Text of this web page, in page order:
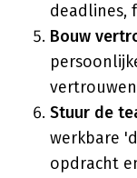
deadlines,
Bouw
Stuur de
werkbare
opdracht